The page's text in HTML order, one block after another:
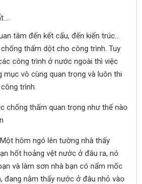
tâm đến kết cấu, đến kiến trúc…
thấm dột cho công trình. Tuy
công trình ở nước ngoài thì việc
mục vô cùng quan trọng và luôn thi
trình.
chống thấm quan trọng như thế nào
hôm ngó lên tường nhà thấy
hốt hoảng vệt nước ở đâu ra, nó
và làm sơn nhà bạn có nấm mốc
đang nằm thấy nước ở đâu nhỏ vào